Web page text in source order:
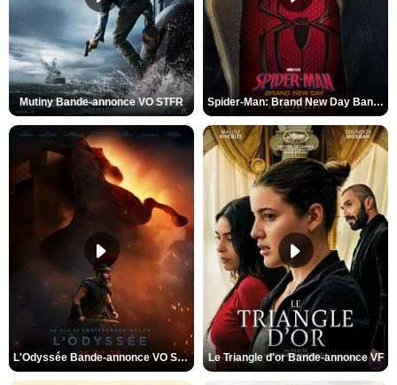
Mutiny Bande-annonce VO STFR Spider-Man: Brand New Day Bande-annonce VO STFR
L'Odyssée Bande-annonce VO STFR Le Triangle d'or Bande-annonce VF